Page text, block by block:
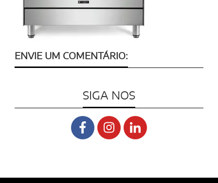
ENVIE UM COMENTÁRIO:
SIGA NOS